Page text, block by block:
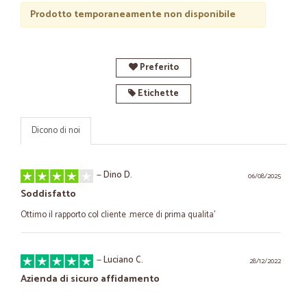
Prodotto temporaneamente non disponibile
Preferito
Etichette
Dicono di noi
06/08/2025
—Dino D.
Soddisfatto
Ottimo il rapporto col cliente .merce di prima qualita'
28/12/2022
—Luciano C.
Azienda di sicuro affidamento